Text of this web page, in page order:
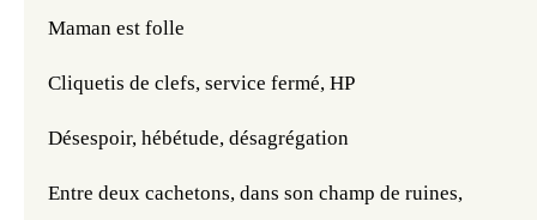
Maman est folle
Cliquetis de clefs, service fermé, HP
Désespoir, hébétude, désagrégation
Entre deux cachetons, dans son champ de ruines,